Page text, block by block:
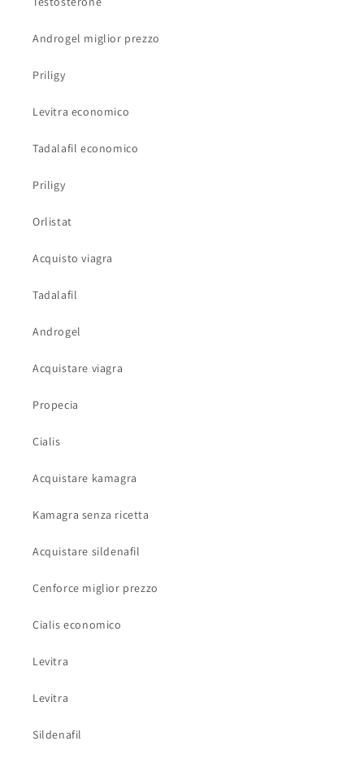
Androgel miglior prezzo
Priligy
Levitra economico
Tadalafil economico
Priligy
Orlistat
Acquisto viagra
Tadalafil
Androgel
Acquistare viagra
Propecia
Cialis
Acquistare kamagra
Kamagra senza ricetta
Acquistare sildenafil
Cenforce miglior prezzo
Cialis economico
Levitra
Levitra
Sildenafil